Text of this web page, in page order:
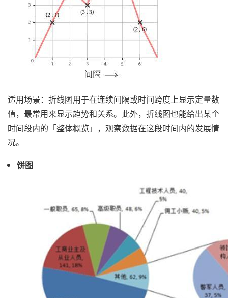
适用场景： 折线图用于在连续间隔或时间跨度上显示定量数
值，最常用来显示趋势和关系。此外，折线图也能给出某个
时间段内的「整体概览」，观察数据在这段时间内的发展情
况。
饼图